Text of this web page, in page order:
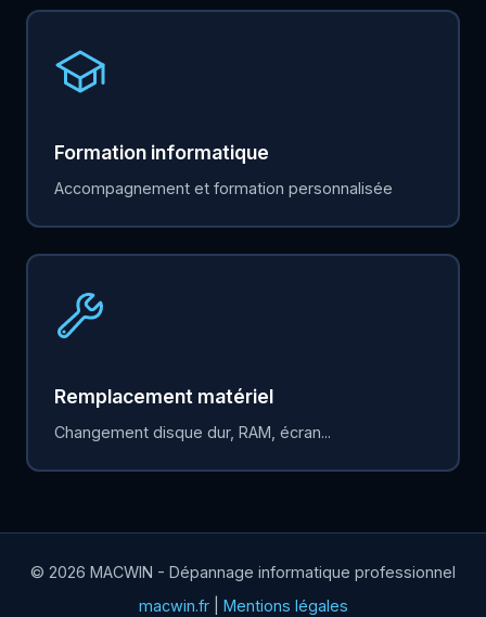
Formation informatique
Accompagnement et formation personnalisée
Remplacement matériel
Changement disque dur, RAM, écran...
© 2026 MACWIN - Dépannage informatique professionnel
macwin.fr| Mentions légales